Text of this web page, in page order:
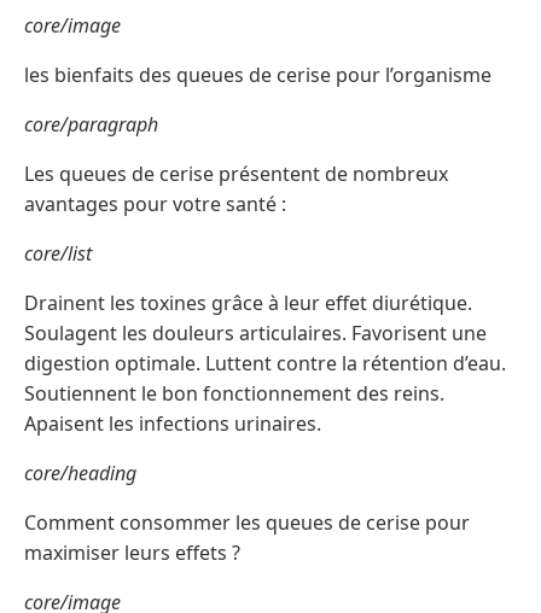
core/image
les bienfaits des queues de cerise pour l’organisme
core/paragraph
Les queues de cerise présentent de nombreux
avantages pour votre santé :
core/list
Drainent les toxines grâce à leur effet diurétique.
Soulagent les douleurs articulaires. Favorisent une
digestion optimale. Luttent contre la rétention d’eau.
Soutiennent le bon fonctionnement des reins.
Apaisent les infections urinaires.
core/heading
Comment consommer les queues de cerise pour
maximiser leurs effets ?
core/image